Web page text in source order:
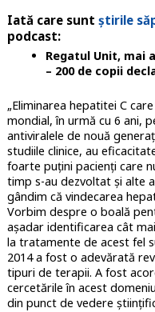
Iată care sunt știrile
podcast:
Regatul Unit, mai
– 200 de copii
„Eliminarea hepatitei C
mondial, în urmă cu 6 ani,
antiviralele de nouă
studiile clinice, au
foarte puțini pacienți care
timp s-au dezvoltat și alte
gândim că vindecarea
Vorbim despre o boală
așadar identificarea cât
la tratamente de acest fel
2014 a fost o adevărată
tipuri de terapii. A fost
cercetările în acest
din punct de vedere